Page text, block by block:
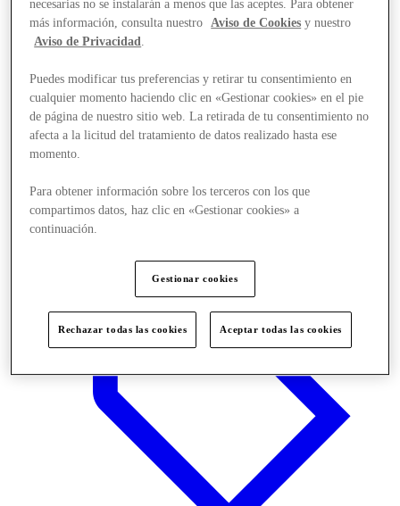
Stores
necesarias no se instalarán a menos que las aceptes. Para obtener
más información, consulta nuestro
Aviso de Cookies y nuestro
Aviso de Privacidad.
Puedes modificar tus preferencias y retirar tu consentimiento en
cualquier momento haciendo clic en «Gestionar cookies» en el pie
de página de nuestro sitio web. La retirada de tu consentimiento no
afecta a la licitud del tratamiento de datos realizado hasta ese
momento.
Para obtener información sobre los terceros con los que
compartimos datos, haz clic en «Gestionar cookies» a
continuación.
Gestionar cookies
Rechazar todas las cookies Aceptar todas las cookies